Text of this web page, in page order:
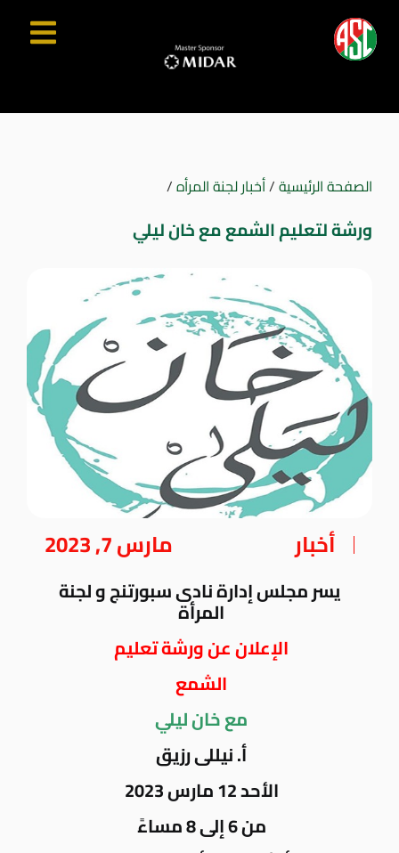
الصفحة الرئيسية/أخبار لجنة المرأه/
ورشة لتعليم الشمع مع خان ليلي
أخبار مارس 7, 2023
يسر مجلس إدارة نادى سبورتنج و لجنة
المرأة
الإعلان عن ورشة تعليم
الشمع
مع خان ليلي
أ. نيللى رزيق
الأحد 12 مارس 2023
من 6 إلى 8 مساءً